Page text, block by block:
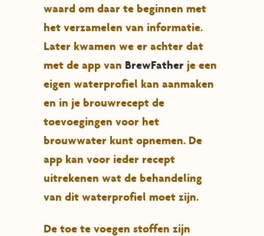
waard om daar te beginnen met
het verzamelen van informatie.
Later kwamen we er achter dat
met de app van BrewFather je een
eigen waterprofiel kan aanmaken
en in je brouwrecept de
toevoegingen voor het
brouwwater kunt opnemen. De
app kan voor ieder recept
uitrekenen wat de behandeling
van dit waterprofiel moet zijn.
De toe te voegen stoffen zijn